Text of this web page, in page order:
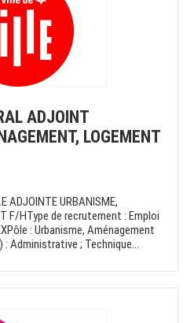
ADJOINT
LOGEMENT
ADJOINTE URBANISME,
F/HType de recrutement : Emploi
: Urbanisme, Aménagement
Administrative ; Technique...